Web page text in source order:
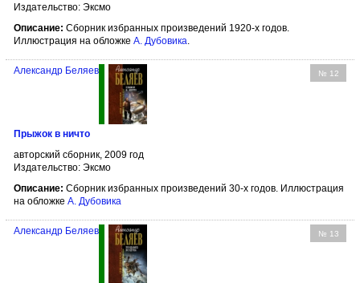
Издательство: Эксмо
Описание: Сборник избранных произведений 1920-х годов.
Иллюстрация на обложке А. Дубовика
№ 12
Александр Беляев
Прыжок в ничто
авторский сборник, 2009 год
Издательство: Эксмо
Описание: Сборник избранных произведений 30-х годов. Иллюстрация
на обложке А. Дубовика
№ 13
Александр Беляев